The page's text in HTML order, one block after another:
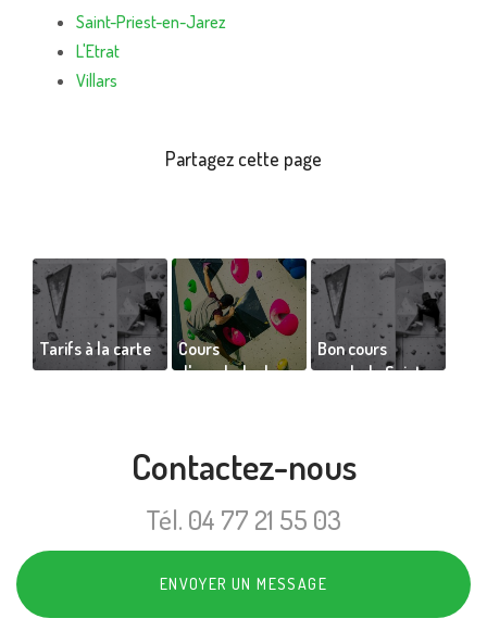
Saint-Priest-en-Jarez
L'Etrat
Villars
Tarifs à la carte
Cours
d'escalade de
Bon cours
escalade Saint-
Contactez-nous
Tél. 04 77 21 55 03
ENVOYER UN MESSAGE